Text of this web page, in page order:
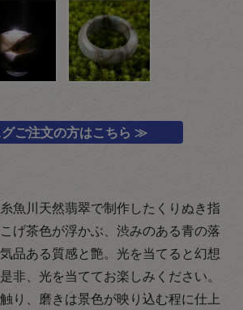
ご注文の方はこちら ≫
魚川天然翡翠で制作したくりぬき指
げ茶色が浮かぶ、渋みのある青の落
品ある質感と艶。光を当てると幻想
非、光を当ててお楽しみください。
り、磨きは景色が映り込む程に仕上